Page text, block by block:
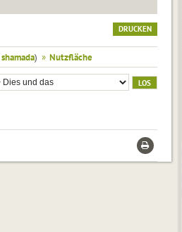
DRUCKEN
shamada) » Nutzfläche